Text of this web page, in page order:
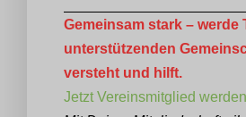
Gemeinsam stark – werde
unterstützenden
versteht und hilft.
Jetzt Vereinsmitglied